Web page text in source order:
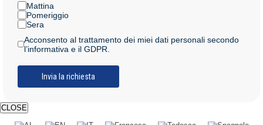
Mattina
Pomeriggio
Sera
Acconsento al trattamento dei miei dati personali secondo
l’informativa e il GDPR.
CLOSE